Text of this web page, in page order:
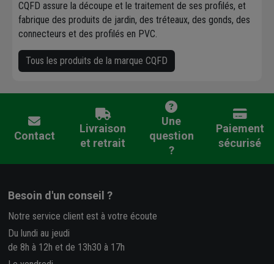
CQFD assure la découpe et le traitement de ses profilés, et
fabrique des produits de jardin, des tréteaux, des gonds, des
connecteurs et des profilés en PVC.
Tous les produits de la marque CQFD
Contact
Livraison
et retrait
Une
question
?
Paiement
sécurisé
Besoin d'un conseil ?
Notre service client est à votre écoute
Du lundi au jeudi
de 8h à 12h et de 13h30 à 17h